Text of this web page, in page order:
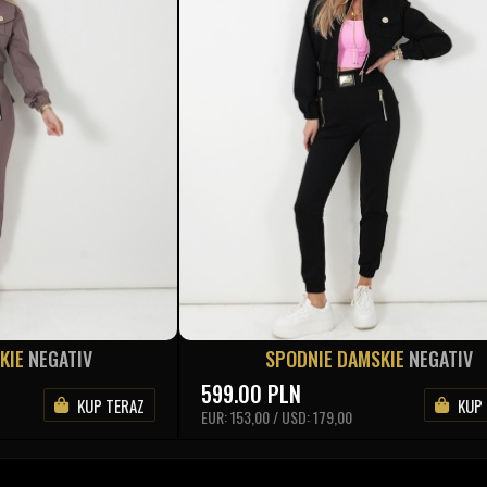
NEGATIV
KUP TERAZ
SPODNIE DAMSKIE NEGATIV
599.00 PLN
EUR: 153,00 / USD: 179,00